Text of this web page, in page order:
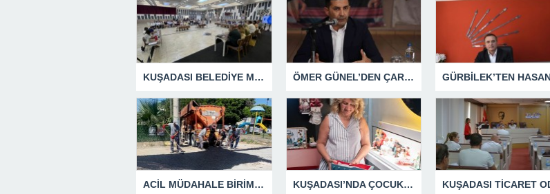
KUŞADASI BELEDİYE MECLİSİ’NDEN ÖNEMLİ KARARLAR ÖMER GÜNEL’DEN ÇARPICI AÇIKLAMALAR
ACİL MÜDAHALE BİRİMİ HİZMETİNİ SÜRDÜRÜYOR KUŞADASI’NDA ÇOCUKLUĞUN HATIRALARI OYUNCAK MÜZESİNDE HAYAT BULACAK